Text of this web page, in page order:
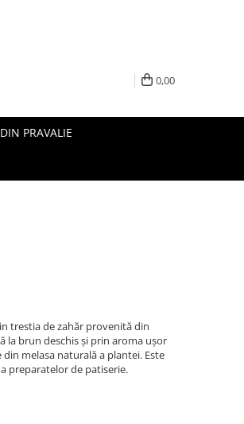
0,00
PRAVALIE
trestia de zahăr provenită din
la brun deschis și prin aroma ușor
melasa naturală a plantei. Este
preparatelor de patiserie.